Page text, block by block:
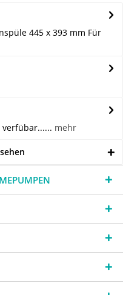
445 x 393 mm Für
mehr